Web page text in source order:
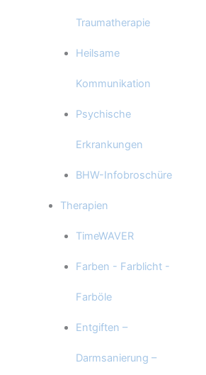
Traumatherapie
Heilsame
Kommunikation
Psychische
Erkrankungen
BHW-Infobroschüre
Therapien
TimeWAVER
Farben - Farblicht -
Farböle
Entgiften –
Darmsanierung –